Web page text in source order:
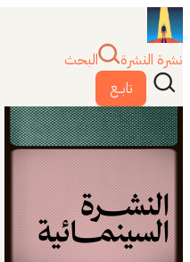
نشرة النشرة
البحث
تابــع